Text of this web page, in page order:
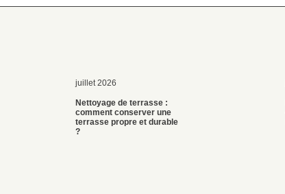
juillet 2026
Nettoyage de terrasse :
comment conserver une
terrasse propre et durable
?